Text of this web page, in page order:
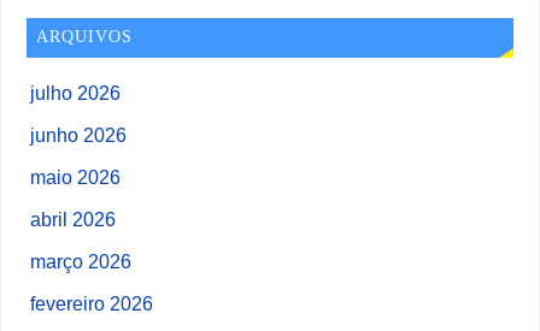
ARQUIVOS
julho 2026
junho 2026
maio 2026
abril 2026
março 2026
fevereiro 2026